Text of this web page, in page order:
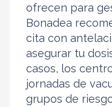
ofrecen para
Bonadea
cita con
asegurar tu
casos, los
jornadas de
grupos de